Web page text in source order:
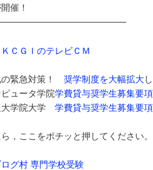
催！
ＣＧＩのテレビＣＭ
緊急対策！ 奨学制度を大幅拡大
ュータ学院学費貸与奨学生募集要項
学院大学 学費貸与奨学生募集要項
，ここをポチッと押してください。
グ村 専門学校受験